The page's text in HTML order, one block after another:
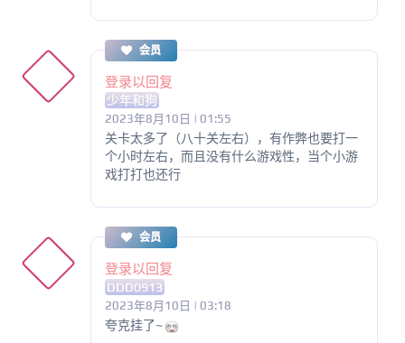
会员
登录以回复
少年和狗
2023年8月10日 | 01:55
关卡太多了（八十关左右），有作弊也要打一
个小时左右，而且没有什么游戏性，当个小游
戏打打也还行
会员
登录以回复
DDD0913
2023年8月10日 | 03:18
夸克挂了~